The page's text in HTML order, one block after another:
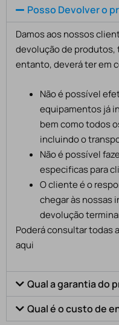
Posso Devolver o
Damos aos nossos
devolução de produtos,
entanto, deverá ter em
Não é possível
equipamentos já
bem como todos
incluindo o
Não é possível
especificas para
O cliente é o
chegar às nossas
devolução
Poderá consultar todas
aqui
Qual a garantia do
Qual é o custo de